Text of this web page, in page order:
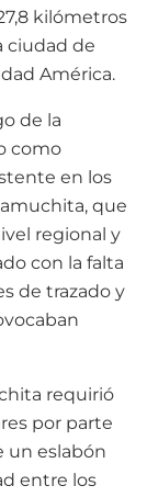
kilómetros
ciudad de
América.
de la
como
en los
que
regional y
con la falta
de trazado y
requirió
por parte
un eslabón
entre los